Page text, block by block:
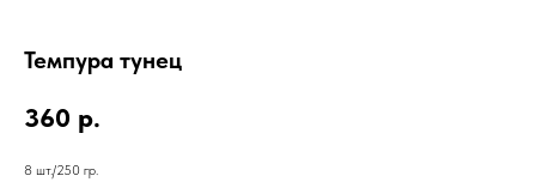
Темпура тунец
360 р.
8 шт./250 гр.